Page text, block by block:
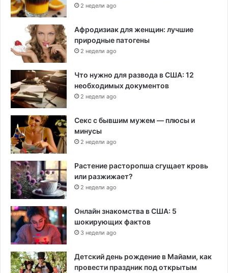
2 недели ago
Афродизиак для женщин: лучшие
природные патогены
2 недели ago
Что нужно для развода в США: 12
необходимых документов
2 недели ago
Секс с бывшим мужем — плюсы и
минусы
2 недели ago
Растение расторопша сгущает кровь
или разжижает?
2 недели ago
Онлайн знакомства в США: 5
шокирующих фактов
3 недели ago
Детский день рождение в Майами, как
провести праздник под открытым